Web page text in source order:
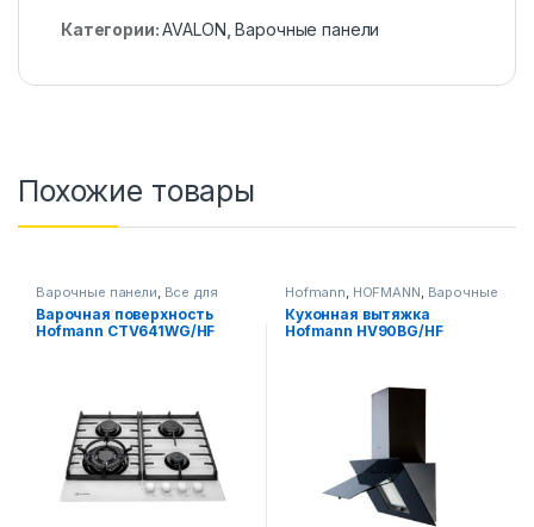
Категории:AVALON ,Варочные панели
Похожие товары
Варочные панели, Все для
кухни
Варочная поверхность
Hofmann CTV641WG/HF
Hofmann, HOFMANN, Варочные
панели
Вытяжки
Кухонная вытяжка
Hofmann HV90BG/HF